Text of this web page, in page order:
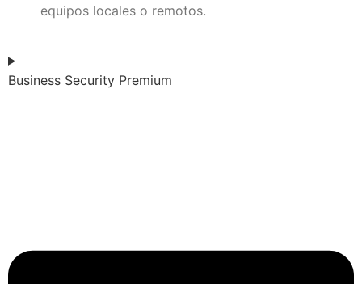
equipos locales o remotos.
Business Security Premium